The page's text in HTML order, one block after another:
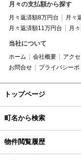
月々の支払額から探す
月々返済額8万円台 月々
月々返済額11万円台
月
当社について
ホーム 会社概要 アク
お問合せ
プライバシーポ
トップページ
町名から検索
物件閲覧履歴